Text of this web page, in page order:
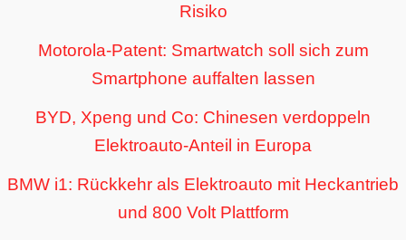
Risiko
Motorola-Patent: Smartwatch soll sich zum
Smartphone auffalten lassen
BYD, Xpeng und Co: Chinesen verdoppeln
Elektroauto-Anteil in Europa
BMW i1: Rückkehr als Elektroauto mit Heckantrieb
und 800 Volt Plattform